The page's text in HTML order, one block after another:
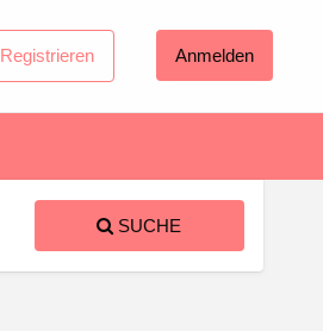
Registrieren Anmelden
SUCHE